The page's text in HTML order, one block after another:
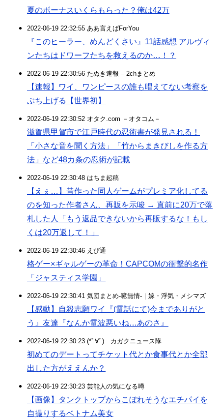
夏のボーナスいくらもらった？俺は42万
2022-06-19 22:32:55 ああ言えばForYou
『このヒーラー、めんどくさい』11話感想 アルヴィ
ンたちはドワーフたちを救えるのか…！？
2022-06-19 22:30:56 たぬき速報 – 2chまとめ
【速報】ワイ、ワンピースの誰も唱えてない考察を
ぶち上げる【世界初】
2022-06-19 22:30:52 オタク.com －オタコム－
滋賀県甲賀市で江戸時代の忍術書が発見される！
「小さな音を聞く方法」「竹からまきびしを作る方
法」など48カ条の忍術が記載
2022-06-19 22:30:48 はちま起稿
【えぇ…】昔作った同人ゲームがプレミア化してる
のを知った作者さん、再販を示唆 → 直前に20万で落
札した人「もう返品できないから再販するな！もし
くは20万返して！」
2022-06-19 22:30:46 えび通
格ゲー×ギャルゲーの革命！CAPCOMの衝撃的名作
「ジャスティス学園」
2022-06-19 22:30:41 気団まとめ-噫無情-｜嫁・浮気・メシマズ
【感動】自殺志願ワイ『(電話にて)今までありがと
う』友達『なんか電波悪いね…あのさ』
2022-06-19 22:30:23 (*ﾟ∀ﾟ)ゞカガクニュース隊
初めてのデートってチケット代とか食事代とか全部
出した方がええんか？
2022-06-19 22:30:23 芸能人の気になる噂
【画像】タンクトップからこぼれそうなエチパイを
自撮りするベトナム美女